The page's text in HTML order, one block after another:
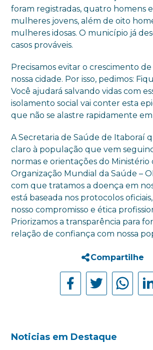
foram registradas, quatro homens
mulheres jovens, além de oito
mulheres idosas. O município já
casos prováveis.
Precisamos evitar o crescimento
nossa cidade. Por isso, pedimos:
Você ajudará salvando vidas com
isolamento social vai conter esta
que não se alastre rapidamente em
A Secretaria de Saúde de Itaboraí
claro à população que vem
normas e orientações do Ministério
Organização Mundial da Saúde –
com que tratamos a doença em
está baseada nos protocolos
nosso compromisso e ética
Priorizamos a transparência para
relação de confiança com nossa
Compartilhe
Noticias em Destaque